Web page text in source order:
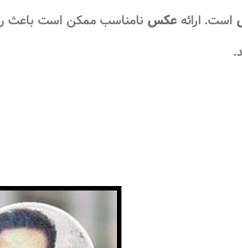
است. ارائهعکس نامناسب ممکن است باعث رد